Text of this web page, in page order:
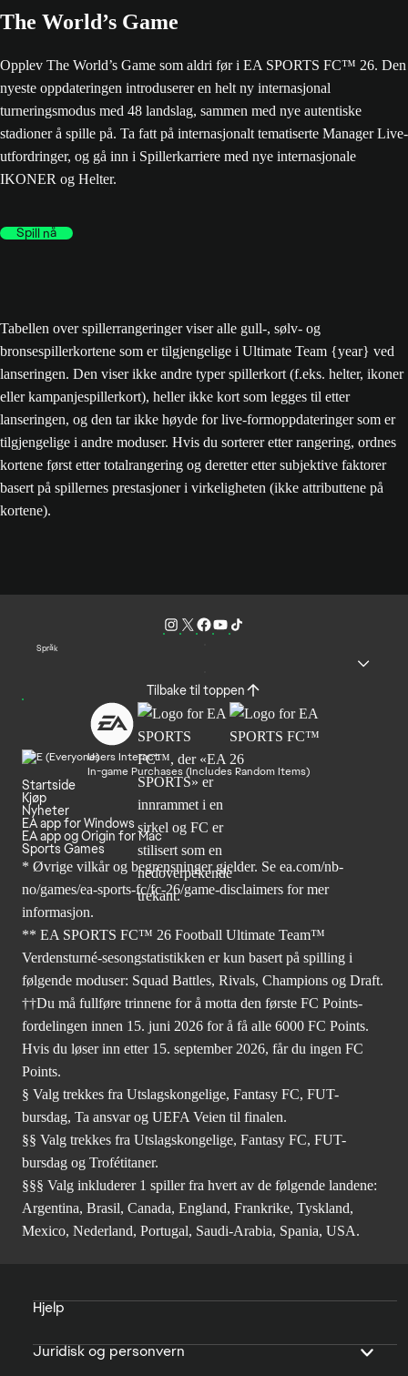
The World’s Game
Opplev The World’s Game som aldri før i EA SPORTS FC™ 26. Den
nyeste oppdateringen introduserer en helt ny internasjonal
turneringsmodus med 48 landslag, sammen med nye autentiske
stadioner å spille på. Ta fatt på internasjonalt tematiserte Manager Live-
utfordringer, og gå inn i Spillerkarriere med nye internasjonale
IKONER og Helter.
Spill nå
Tabellen over spillerrangeringer viser alle gull-, sølv- og
bronsespillerkortene som er tilgjengelige i Ultimate Team {year} ved
lanseringen. Den viser ikke andre typer spillerkort (f.eks. helter, ikoner
eller kampanjespillerkort), heller ikke kort som legges til etter
lanseringen, og den tar ikke høyde for live-formoppdateringer som er
tilgjengelige i andre moduser. Hvis du sorterer etter rangering, ordnes
kortene først etter totalrangering og deretter etter subjektive faktorer
basert på spillernes prestasjoner i virkeligheten (ikke attributtene på
kortene).
Språk
Tilbake til toppen
Users Interact
In-game Purchases (Includes Random Items)
Startside
Kjøp
Nyheter
EA app for Windows
EA app og Origin for Mac
Sports Games
* Øvrige vilkår og begrensninger gjelder. Se ea.com/nb-
no/games/ea-sports-fc/fc-26/game-disclaimers for mer
informasjon.
** EA SPORTS FC™ 26 Football Ultimate Team™
Verdensturné-sesongstatistikken er kun basert på spilling i
følgende moduser: Squad Battles, Rivals, Champions og Draft.
††Du må fullføre trinnene for å motta den første FC Points-
fordelingen innen 15. juni 2026 for å få alle 6000 FC Points.
Hvis du løser inn etter 15. september 2026, får du ingen FC
Points.
§ Valg trekkes fra Utslagskongelige, Fantasy FC, FUT-
bursdag, Ta ansvar og UEFA Veien til finalen.
§§ Valg trekkes fra Utslagskongelige, Fantasy FC, FUT-
bursdag og Trofétitaner.
§§§ Valg inkluderer 1 spiller fra hvert av de følgende landene:
Argentina, Brasil, Canada, England, Frankrike, Tyskland,
Mexico, Nederland, Portugal, Saudi-Arabia, Spania, USA.
Hjelp
Juridisk og personvern